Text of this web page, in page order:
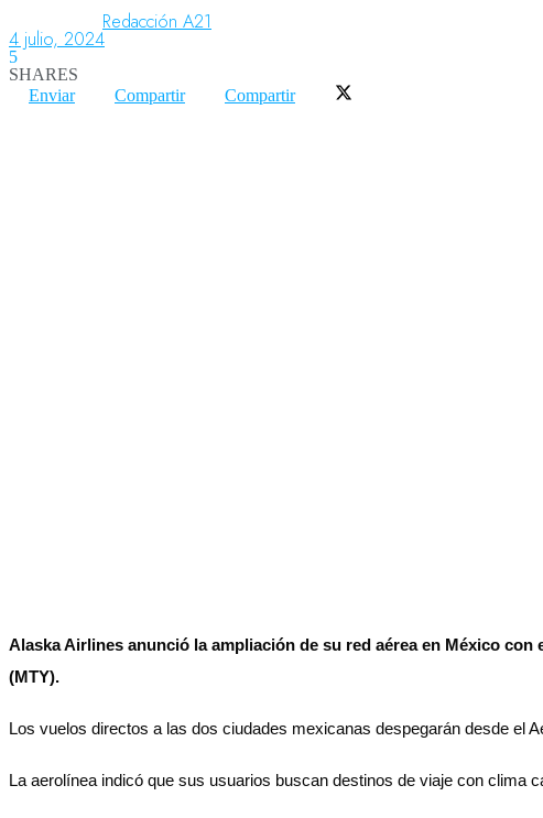
Aeronáutica
Aeropuertos
View All Result
Redacción A21
4 julio, 2024
5
SHARES
Enviar
Compartir Compartir
Alaska Airlines anunció la ampliación de su red aérea en México
(MTY).
Los vuelos directos a las dos ciudades mexicanas despegarán desde el
La aerolínea indicó que sus usuarios buscan destinos de viaje con clima